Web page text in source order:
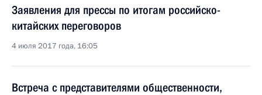
Заявления для прессы по итогам российско-
китайских переговоров
4 июля 2017 года, 16:05
Встреча с представителями общественности,